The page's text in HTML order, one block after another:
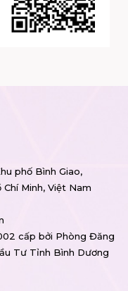
phố Bình Giao,
Minh, Việt Nam
cấp bởi Phòng Đăng
Tư Tỉnh Bình Dương